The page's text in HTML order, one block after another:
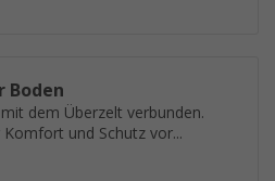
Boden
dem Überzelt verbunden.
und Schutz vor...